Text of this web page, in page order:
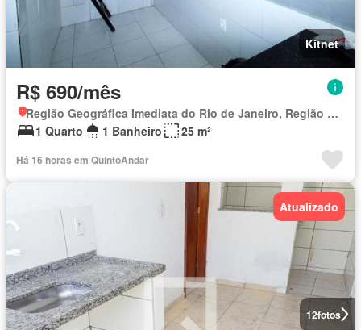
Kitnet
R$ 690/mês
Região Geográfica Imediata do Rio de Janeiro, Região Metropolitana do Rio de Janeiro
1 Quarto
1 Banheiro 25 m²
Há 16 horas em QuintoAndar
12fotos
Atualizado